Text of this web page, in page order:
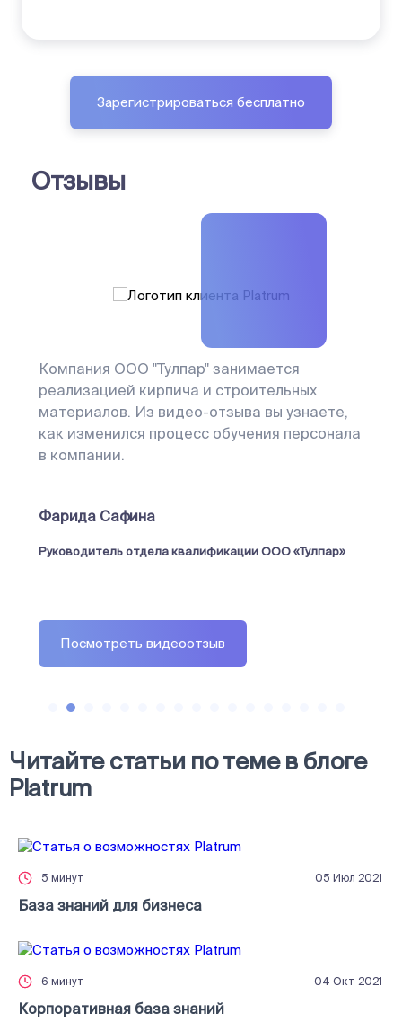
Зарегистрироваться бесплатно
Отзывы
Компания ООО "Тулпар" занимается
реализацией кирпича и строительных
материалов. Из видео-отзыва вы узнаете,
как изменился процесс обучения персонала
в компании.
Фарида Сафина
Руководитель отдела квалификации ООО «Тулпар»
Посмотреть видеоотзыв
Читайте статьи по теме в блоге
Platrum
5 минут 05 Июл 2021
База знаний для бизнеса
6 минут 04 Окт 2021
Корпоративная база знаний